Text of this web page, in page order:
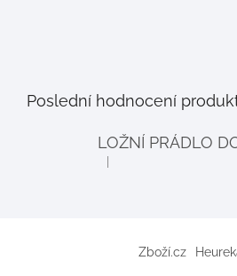
Poslední hodnocení
Hodnocení produktu je
Zboží.cz